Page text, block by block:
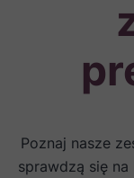
Poznaj nasze
sprawdzą się